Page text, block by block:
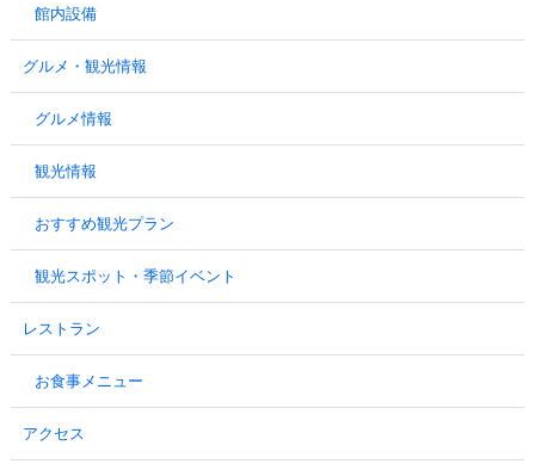
館内設備
グルメ・観光情報
グルメ情報
観光情報
おすすめ観光プラン
観光スポット・季節イベント
レストラン
お食事メニュー
アクセス